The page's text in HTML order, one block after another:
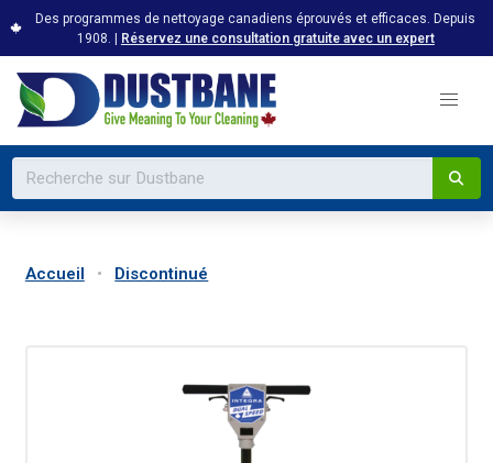
Des programmes de nettoyage canadiens éprouvés et efficaces. Depuis
1908. | Réservez une consultation gratuite avec un expert
Accueil Discontinué